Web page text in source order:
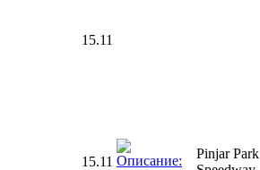
15.11
15.11
Pinjar Park